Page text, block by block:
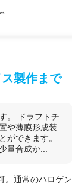
応の安全な実験
、すぐに実験を開
製作まで
。 ドラフトチ
や薄膜形成装
ができます。
量合成か...
。通常のハロゲン